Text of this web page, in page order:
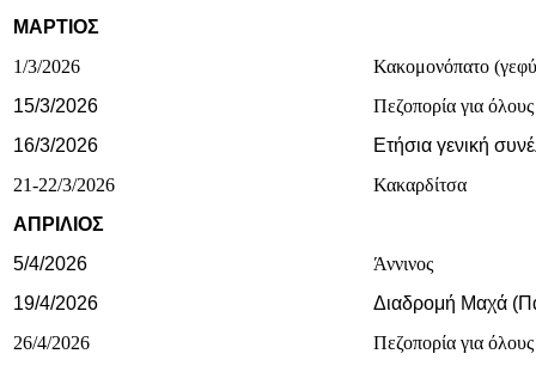
ΜΑΡΤΙΟΣ
1/3/2026
Κακομονόπατο
15/3/2026
Πεζοπορία για όλους
16/3/2026
Ετήσια γενική
21-22/3/2026
Κακαρδίτσα
ΑΠΡΙΛΙΟΣ
5/4/2026
Άννινος
19/4/2026
Διαδρομή Μαχά
26/4/2026
Πεζοπορία για όλους